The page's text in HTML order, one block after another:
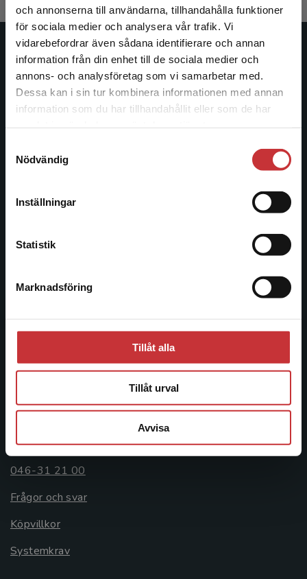
och annonserna till användarna, tillhandahålla funktioner
för sociala medier och analysera vår trafik. Vi
vidarebefordrar även sådana identifierare och annan
information från din enhet till de sociala medier och
annons- och analysföretag som vi samarbetar med.
Dessa kan i sin tur kombinera informationen med annan
information som du har tillhandahållit eller som de har
Nödvändig
Inställningar
Statistik
Marknadsföring
Tillåt alla
Tillåt urval
Avvisa
Begränsad fraktregion
Det verkar som att du besöker
studentlitteratur.se via en enhet utanför Sverige.
Vi erbjuder inte leveranser utanför Sverige. För
att kunna slutföra ett köp måste
Studentlitteratur
Studentlitteratur grundades 1963 och är idag Sveriges
ledande utbildningsförlag. Med läromedel, kurslitteratur,
längs hela kunskapsresan.
Kontakta oss
046-31 20 00
Box 141
Åkergränden 1
226 60 Lund
Kundservice
Kontakta kundservice
046-31 21 00
Frågor och svar
Köpvillkor
Systemkrav